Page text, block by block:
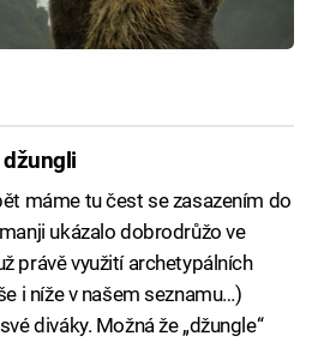
máme tu čest se zasazením do
ukázalo dobrodrůžo ve
právě využití archetypálních
i níže v našem seznamu…)
diváky. Možná že „džungle“